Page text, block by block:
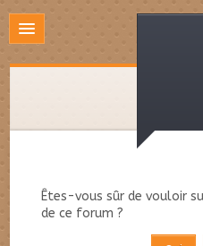
Êtes-vous sûr de vouloir
de ce forum ?